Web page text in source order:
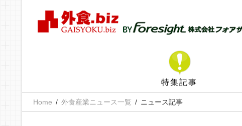
特集記事
Home 外食産業ニュース一覧 ニュース記事